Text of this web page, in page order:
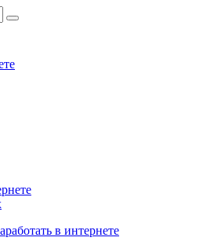
в интернете